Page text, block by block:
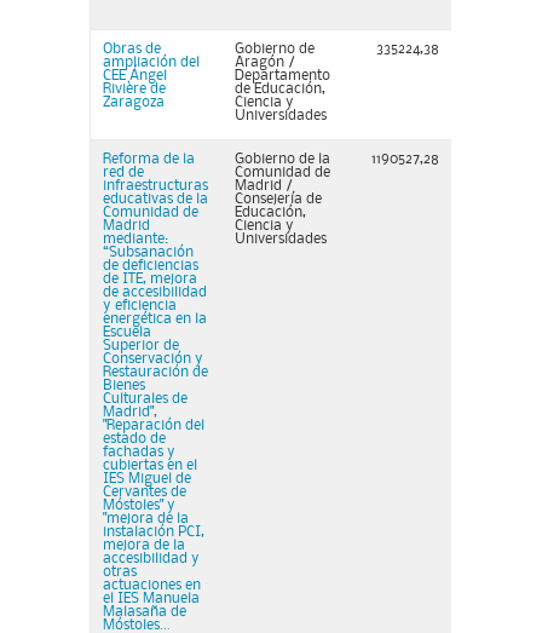
Obras de
ampliación del
CEE Ángel
Rivière de
Zaragoza
Gobierno de
Aragón /
Departamento
de Educación,
Ciencia y
Universidades
335224,38
Reforma de la
red de
infraestructuras
educativas de la
Comunidad de
Madrid
mediante:
“Subsanación
de deficiencias
de ITE, mejora
de accesibilidad
y eficiencia
energética en la
Escuela
Superior de
Conservación y
Restauración de
Bienes
Culturales de
Madrid",
"Reparación del
estado de
fachadas y
cubiertas en el
IES Miguel de
Cervantes de
Móstoles" y
"mejora de la
instalación PCI,
mejora de la
accesibilidad y
otras
actuaciones en
el IES Manuela
Malasaña de
Móstoles...
Gobierno de la
Comunidad de
Madrid /
Consejería de
Educación,
Ciencia y
Universidades
1190527,28